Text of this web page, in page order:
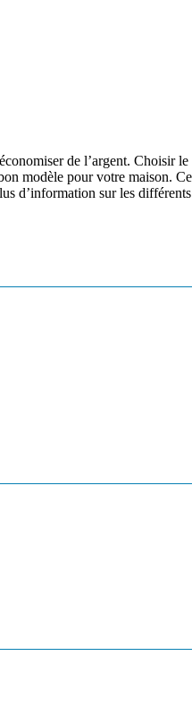
de l’argent. Choisir
pour votre maison.
d’information sur les